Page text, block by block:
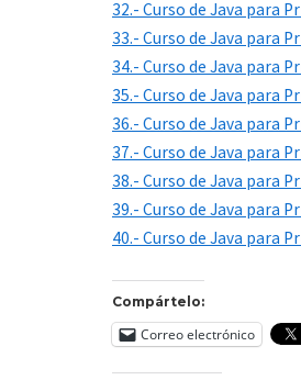
32.- Curso de Java para
33.- Curso de Java para
34.- Curso de Java para
35.- Curso de Java para
36.- Curso de Java para
37.- Curso de Java para
38.- Curso de Java para
39.- Curso de Java para
40.- Curso de Java para
Compártelo:
Correo electrónico